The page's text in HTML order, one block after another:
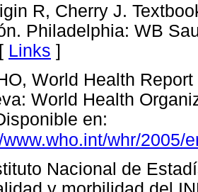
R, Cherry J.
Philadelphia: WB
Links ]
World Health
World Health
en:
whr/2005/
Nacional de